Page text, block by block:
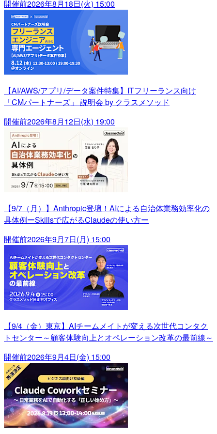
開催前2026年8月18日(火) 15:00
【AI/AWS/アプリ/データ案件特集】ITフリーランス向け
「CMパートナーズ」 説明会 by クラスメソッド
開催前2026年8月12日(水) 19:00
【9/7（月）】Anthropic登壇！AIによる自治体業務効率化の
具体例ーSkillsで広がるClaudeの使い方ー
開催前2026年9月7日(月) 15:00
【9/4（金）東京】AIチームメイトが変える次世代コンタク
トセンター～顧客体験向上とオペレーション改革の最前線～
開催前2026年9月4日(金) 15:00